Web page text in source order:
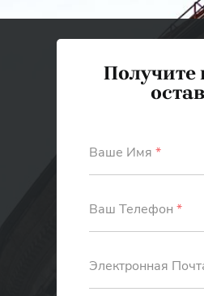
Получите
Ваше Имя *
Ваш Телефон *
Электронная